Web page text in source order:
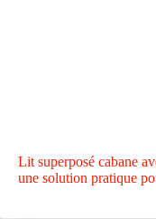
Lit superposé cabane
une solution pratique